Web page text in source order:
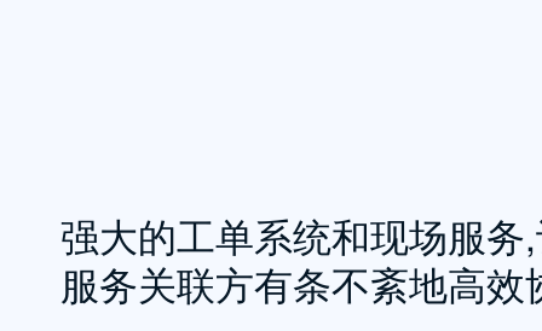
强大的工单系统和现场服务
服务关联方有条不紊地高效